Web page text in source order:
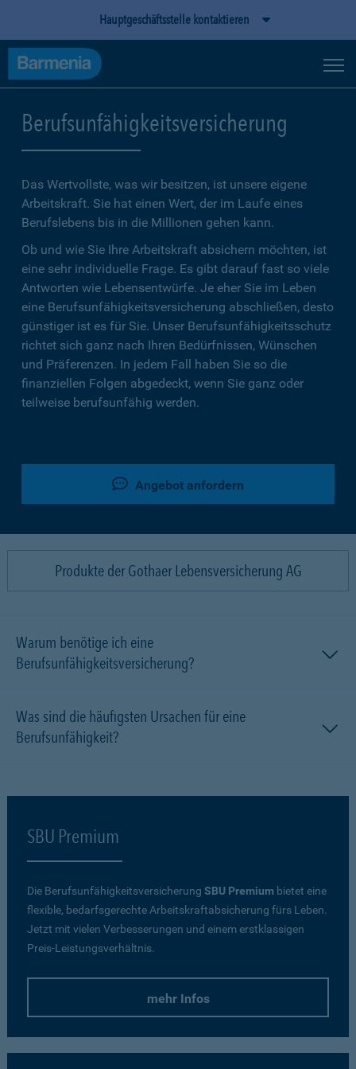
Hauptgeschäftsstelle kontaktieren
Berufsunfähigkeitsversicherung
Das Wertvollste, was wir besitzen, ist unsere eigene
Arbeitskraft. Sie hat einen Wert, der im Laufe eines
Berufslebens bis in die Millionen gehen kann.
Ob und wie Sie Ihre Arbeitskraft absichern möchten, ist
eine sehr individuelle Frage. Es gibt darauf fast so viele
Antworten wie Lebensentwürfe. Je eher Sie im Leben
eine Berufsunfähigkeitsversicherung abschließen, desto
günstiger ist es für Sie. Unser Berufsunfähigkeitsschutz
richtet sich ganz nach Ihren Bedürfnissen, Wünschen
und Präferenzen. In jedem Fall haben Sie so die
finanziellen Folgen abgedeckt, wenn Sie ganz oder
teilweise berufsunfähig werden.
Angebot anfordern
Produkte der Gothaer Lebensversicherung AG
Warum benötige ich eine
Berufsunfähigkeitsversicherung?
Was sind die häufigsten Ursachen für eine
Berufsunfähigkeit?
SBU Premium
Die Berufsunfähigkeitsversicherung SBU Premium bietet eine
flexible, bedarfsgerechte Arbeitskraftabsicherung fürs Leben.
Jetzt mit vielen Verbesserungen und einem erstklassigen
Preis-Leistungsverhältnis.
mehr Infos